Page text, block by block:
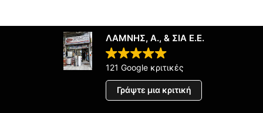
ΛΑΜΝΗΣ, Α., & ΣΙΑ Ε.Ε.
121 Google κριτικές
Γράψτε μια κριτική